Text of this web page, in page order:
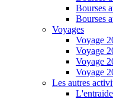
Bourses
Bourses
Voyages
Voyage
Voyage
Voyage
Voyage
Les autres